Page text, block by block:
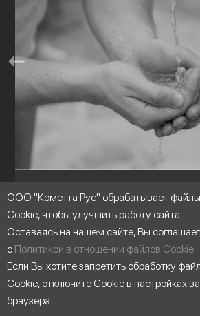
Перекачивание
ООО "Кометта Рус" обрабатывает файлы
Cookie, чтобы улучшить работу сайта.
Оставаясь на нашем сайте, Вы
с Политикой в отношении файлов Cookie.
Если Вы хотите запретить обработку
Cookie, отключите Cookie в настройках
браузера.